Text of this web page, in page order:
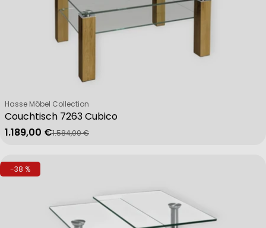
Couchtisch 7263 Cubico
Verkäufer:
Hasse Möbel Collection
Verkaufspreis
1.189,00 €
Regulärer Preis
1.584,00 €
-38 %